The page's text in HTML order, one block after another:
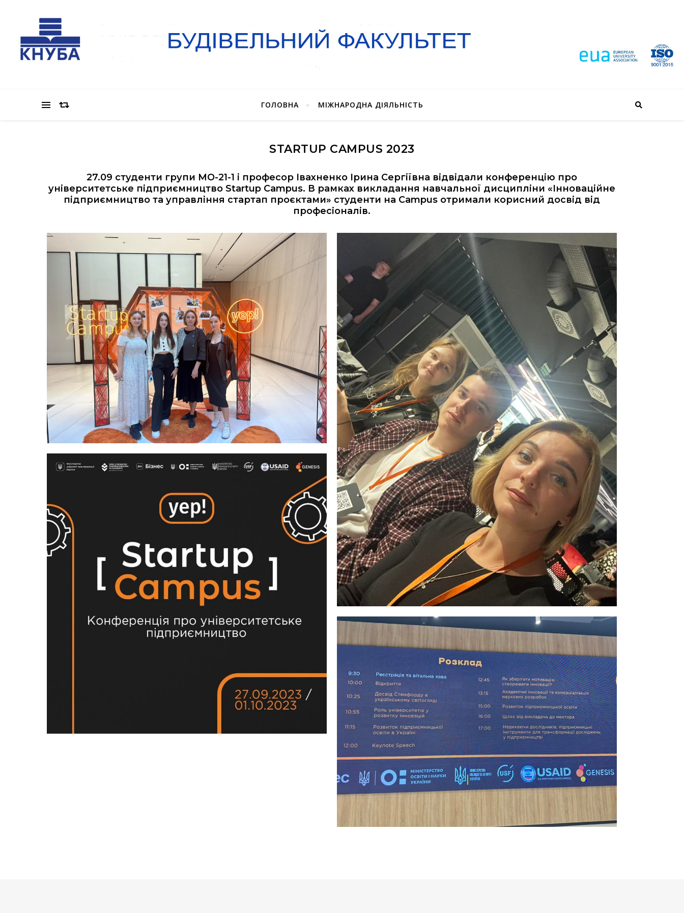
ГОЛОВНА МІЖНАРОДНА ДІЯЛЬНІСТЬ
STARTUP CAMPUS 2023
27.09 студенти групи МО-21-1 і професор Івахненко Ірина Сергіївна відвідали конференцію про
університетське підприємництво Startup Campus. В рамках викладання навчальної дисципліни «Інноваційне
підприємництво та управління стартап проєктами» студенти на Campus отримали корисний досвід від
професіоналів.